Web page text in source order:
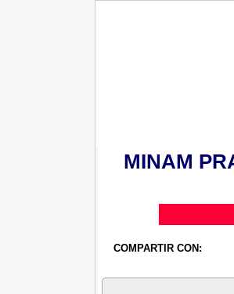
MINAM
COMPARTIR CON: